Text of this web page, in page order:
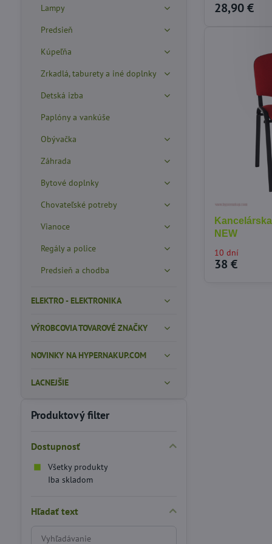
28,90 €
NEW
10 dní
38 €
Produktový filter
Dostupnosť
Všetky produkty
Iba skladom
Hľadať text
Prehľadať
Lampy
Predsieň
Kúpeľňa
Zrkadlá, taburety a iné doplnky
Detská izba
Paplóny a vankúše
Obývačka
Záhrada
Bytové doplnky
Chovateľské potreby
Vianoce
Regály a police
Predsieň a chodba
ELEKTRO - ELEKTRONIKA
VÝROBCOVIA TOVAROVÉ ZNAČKY
NOVINKY NA HYPERNAKUP.COM
LACNEJŠIE